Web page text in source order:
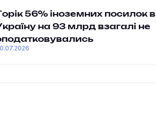
56% іноземних посилок в
на 93 млрд взагалі не